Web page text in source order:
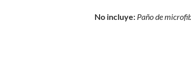
No incluye: Paño de